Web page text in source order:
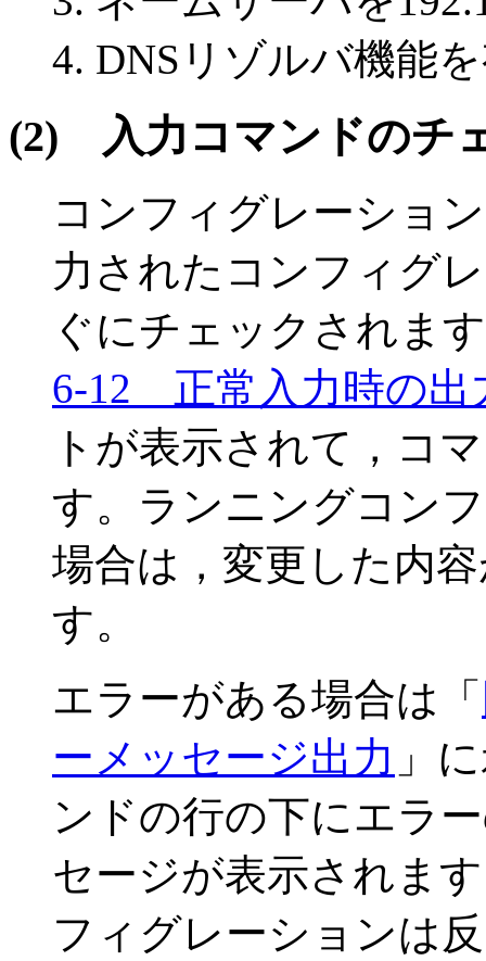
DNSリゾルバ機能
(2) 入力コマンドのチ
コンフィグレーショ
力されたコンフィグ
ぐにチェックされま
6-12 正常入力時の出
トが表示されて，コ
す。ランニングコン
場合は，変更した内
す。
エラーがある場合は「
ーメッセージ出力 」
ンドの行の下にエラ
セージが表示されま
フィグレーションは